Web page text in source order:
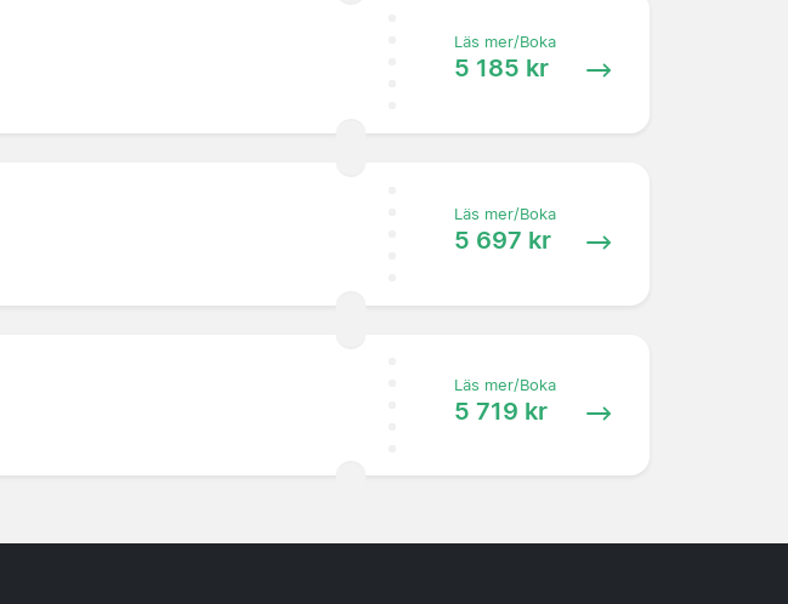
Läs mer/Boka
5 185 kr
Läs mer/Boka
5 697 kr
Läs mer/Boka
5 719 kr